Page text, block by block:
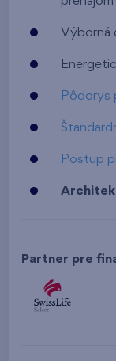
Výborná
Pôdorys
Postup
Partner pre